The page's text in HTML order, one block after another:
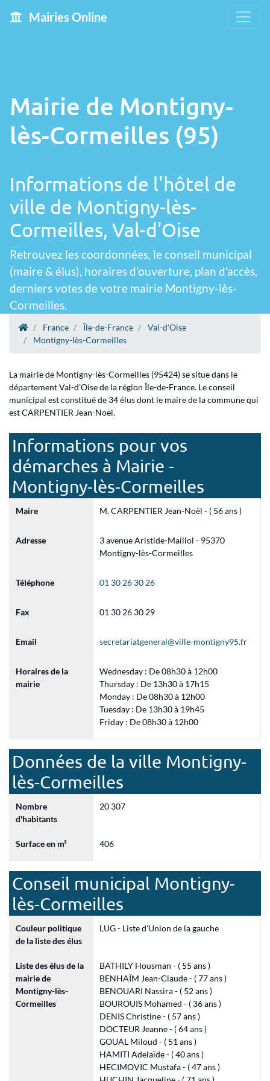
Mairies Online
Mairie de Montigny-
lès-Cormeilles (95)
Informations de l'hôtel de
ville de Montigny-lès-
Cormeilles, Val-d'Oise
Retrouvez les coordonnées, le conseil municipal
(maire & élus), horaires d'ouverture, plan d'accès,
derniers votes de votre mairie Montigny-lès-
Cormeilles.
France Île-de-France
Val-d'Oise
Montigny-lès-Cormeilles
La mairie de Montigny-lès-Cormeilles (95424) se situe dans le
département Val-d'Oise de la région Île-de-France. Le conseil
municipal est constitué de 34 élus dont le maire de la commune qui
est CARPENTIER Jean-Noël.
Informations pour vos
démarches à Mairie -
Montigny-lès-Cormeilles
Maire M. CARPENTIER Jean-Noël - ( 56 ans )
Adresse
3 avenue Aristide-Maillol - 95370
Montigny-lès-Cormeilles
Téléphone 01 30 26 30 26
Fax 01 30 26 30 29
Email secretariatgeneral@ville-montigny95.fr
Horaires de la
mairie
Wednesday : De 08h30 à 12h00
Thursday : De 13h30 à 17h15
Monday : De 08h30 à 12h00
Tuesday : De 13h30 à 19h45
Friday : De 08h30 à 12h00
Données de la ville Montigny-
lès-Cormeilles
Nombre
d'habitants
20 307
Surface en m² 406
Conseil municipal Montigny-
lès-Cormeilles
Couleur politique
de la liste des élus
LUG - Liste d'Union de la gauche
Liste des élus de la
mairie de
Montigny-lès-
Cormeilles
BATHILY Housman - ( 55 ans )
BENHAÏM Jean-Claude - ( 77 ans )
BENOUARI Nassira - ( 52 ans )
BOUROUIS Mohamed - ( 36 ans )
DENIS Christine - ( 57 ans )
DOCTEUR Jeanne - ( 64 ans )
GOUAL Miloud - ( 51 ans )
HAMITI Adelaïde - ( 40 ans )
HECIMOVIC Mustafa - ( 47 ans )